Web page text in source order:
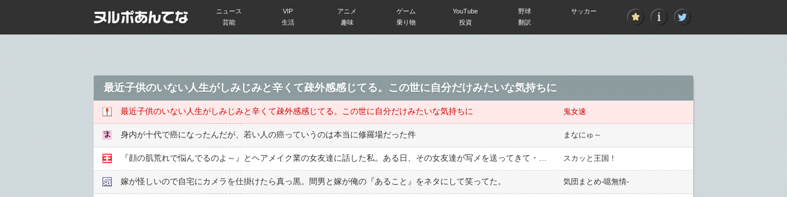
ニュース VIP アニメ ゲーム YouTube 野球
サッカー
芸能
生活 趣味 乗り物 投資 翻訳
最近子供のいない人生がしみじみと辛くて疎外感感じてる。この世に自分だけみたいな気持ちに
最近子供のいない人生がしみじみと辛くて疎外感感じてる。この世に自分だけみたいな気持ちに 鬼女速
身内が十代で癌になったんだが、若い人の癌っていうのは本当に修羅場だった件 まなにゅ～
スカッと王国！
嫁が怪しいので自宅にカメラを仕掛けたら真っ黒。間男と嫁が俺の『あること』をネタにして笑ってた。 気団まとめ-噫無情-